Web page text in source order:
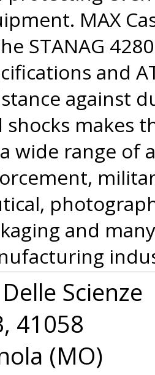
MAX
STANAG
and
against
shocks makes
wide range of
and
Scienze
41058
(MO)